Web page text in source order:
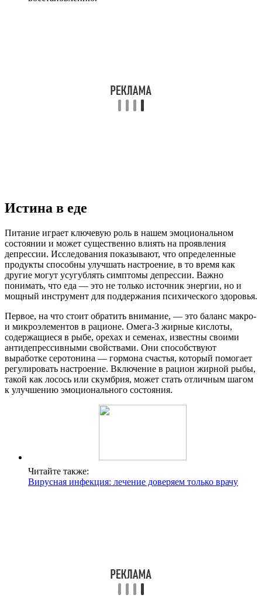
Истина в еде
Питание играет ключевую роль в нашем эмоциональном
состоянии и может существенно влиять на проявления
депрессии. Исследования показывают, что определенные
продукты способны улучшать настроение, в то время как
другие могут усугублять симптомы депрессии. Важно
понимать, что еда — это не только источник энергии, но и
мощный инструмент для поддержания психического здоровья.
Первое, на что стоит обратить внимание, — это баланс макро-
и микроэлементов в рационе. Омега-3 жирные кислоты,
содержащиеся в рыбе, орехах и семенах, известны своими
антидепрессивными свойствами. Они способствуют
выработке серотонина — гормона счастья, который помогает
регулировать настроение. Включение в рацион жирной рыбы,
такой как лосось или скумбрия, может стать отличным шагом
к улучшению эмоционального состояния.
Читайте также:
Вирусная инфекция: лечение доверяем только врачу